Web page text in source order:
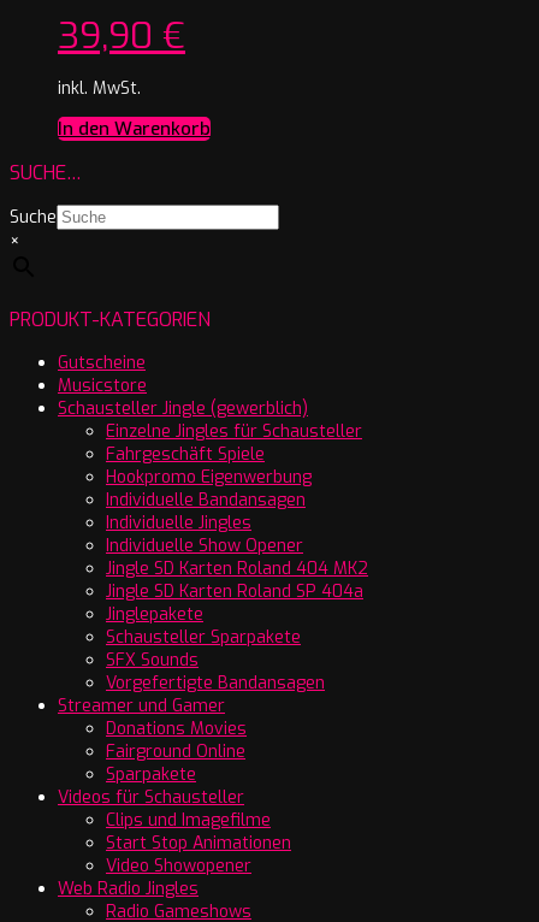
39,90 €
inkl. MwSt.
In den Warenkorb
SUCHE…
Suche
×
PRODUKT-KATEGORIEN
Gutscheine
Musicstore
Schausteller Jingle (gewerblich)
Einzelne Jingles für Schausteller
Fahrgeschäft Spiele
Hookpromo Eigenwerbung
Individuelle Bandansagen
Individuelle Jingles
Individuelle Show Opener
Jingle SD Karten Roland 404 MK2
Jingle SD Karten Roland SP 404a
Jinglepakete
Schausteller Sparpakete
SFX Sounds
Vorgefertigte Bandansagen
Streamer und Gamer
Donations Movies
Fairground Online
Sparpakete
Videos für Schausteller
Clips und Imagefilme
Start Stop Animationen
Video Showopener
Web Radio Jingles
Radio Gameshows